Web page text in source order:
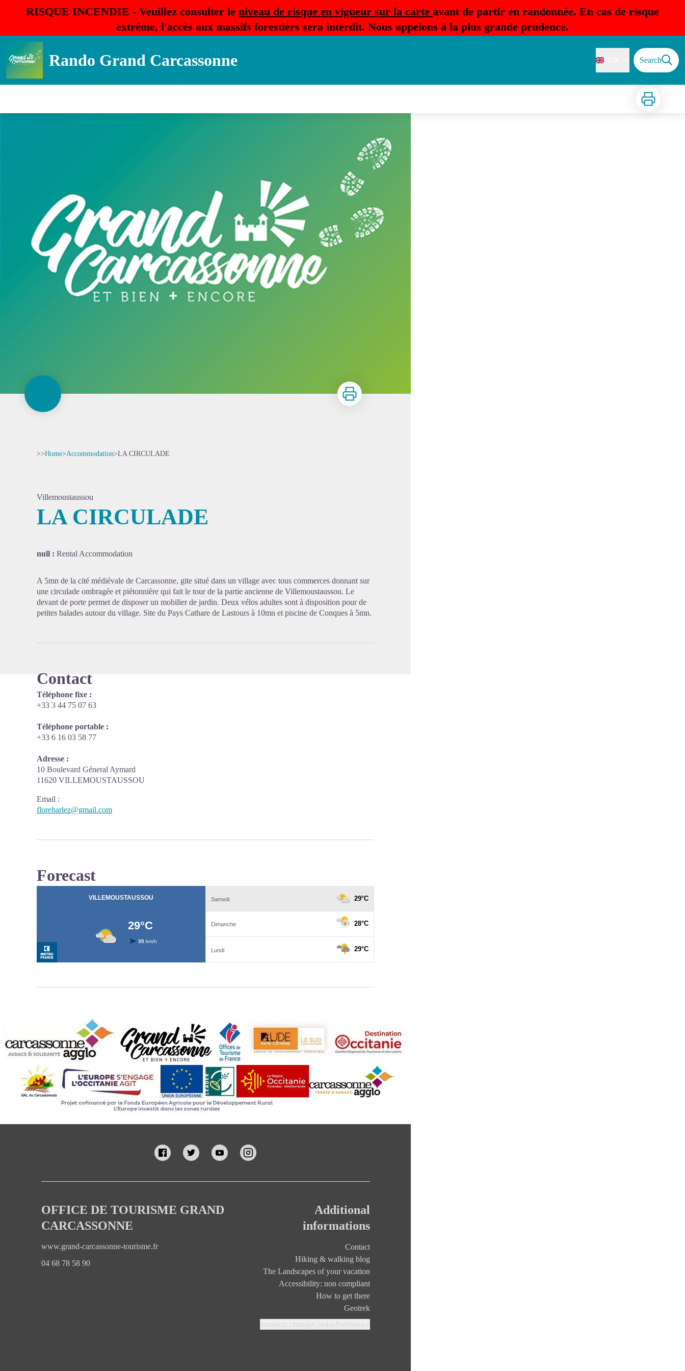
RISQUE INCENDIE - Veuillez consulter le niveau de risque en vigueur sur la carte avant de partir en randonnée. En cas de risque
extrême, l'accès aux massifs forestiers sera interdit. Nous appelons à la plus grande prudence.
Rando Grand Carcassonne Search
Print
Print
>>Home>Accommodation>LA CIRCULADE
Villemoustaussou
LA CIRCULADE
null : Rental Accommodation
A 5mn de la cité médiévale de Carcassonne, gite situé dans un village avec tous commerces donnant sur
une circulade ombragée et piétonnière qui fait le tour de la partie ancienne de Villemoustaussou. Le
devant de porte permet de disposer un mobilier de jardin. Deux vélos adultes sont à disposition pour de
petites balades autour du village. Site du Pays Cathare de Lastours à 10mn et piscine de Conques à 5mn.
Contact
Téléphone fixe :
+33 3 44 75 07 63
Téléphone portable :
+33 6 16 03 58 77
Adresse :
10 Boulevard Géneral Aymard
11620 VILLEMOUSTAUSSOU
Email :
floreharlez@gmail.com
Forecast
OFFICE DE TOURISME GRAND
CARCASSONNE
www.grand-carcassonne-tourisme.fr
04 68 78 58 90
Additional
informations
Contact
Hiking & walking blog
The Landscapes of your vacation
Accessibility: non compliant
How to get there
Geotrek
consents.changeCookiePreference